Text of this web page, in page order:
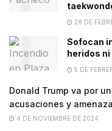
28 DE
Sofocan
heridos
5 DE
Donald Trump va por
acusaciones y
4 DE NOVIEMBRE DE 2024